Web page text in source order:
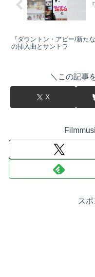
『ダウントン・アビー/新た
の挿入曲とサントラ
＼この記事
X
ス